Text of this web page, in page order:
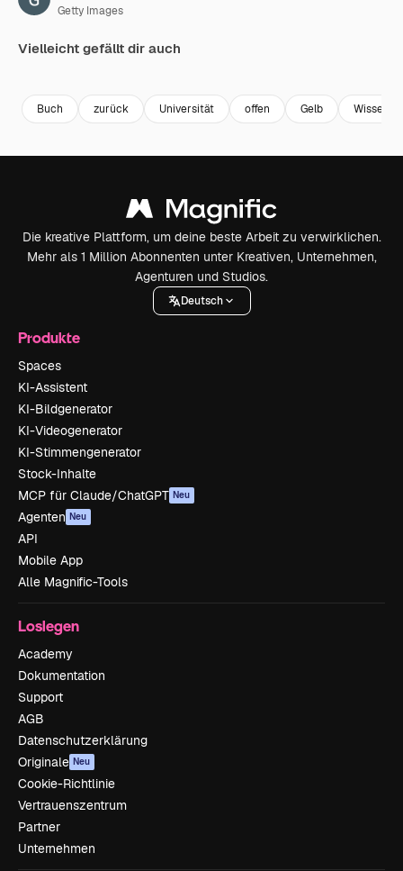
Getty Images
Vielleicht gefällt dir auch
Buch zurück Universität offen Gelb
Die kreative Plattform, um deine beste Arbeit zu verwirklichen.
Mehr als 1 Million Abonnenten unter Kreativen, Unternehmen,
Agenturen und Studios.
Deutsch
Produkte
Spaces
KI-Assistent
KI-Bildgenerator
KI-Videogenerator
KI-Stimmengenerator
Stock-Inhalte
MCP für Claude/ChatGPT Neu
Agenten Neu
API
Mobile App
Alle Magnific-Tools
Loslegen
Academy
Dokumentation
Support
AGB
Datenschutzerklärung
Originale Neu
Cookie-Richtlinie
Vertrauenszentrum
Partner
Unternehmen